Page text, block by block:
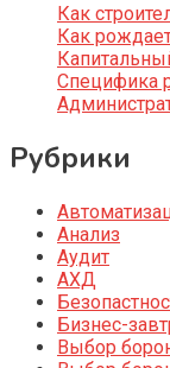
Как
Как
Специфика
Рубрики
Анализ
Аудит
АХД
Бизнес-
Выбор